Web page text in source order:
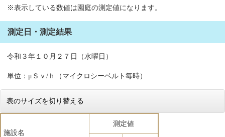
※表示している数値は園庭の測定値になります。
測定日・測定結果
令和３年１０月２７日（水曜日）
単位：μＳｖ/ｈ（マイクロシーベルト毎時）
表のサイズを切り替える
施設名
測定値